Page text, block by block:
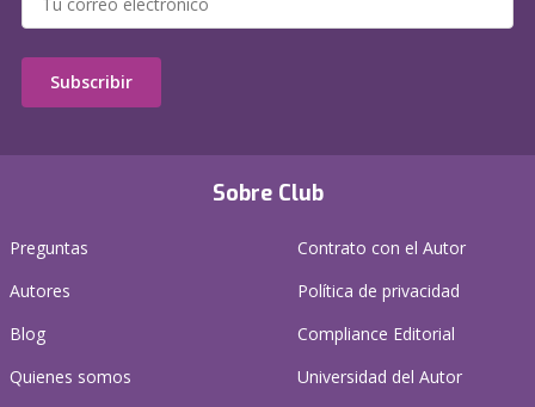
Sobre Club
Preguntas
Autores
Blog
Quienes somos
Contrato con el Autor
Política de privacidad
Compliance Editorial
Universidad del Autor
Subscribir